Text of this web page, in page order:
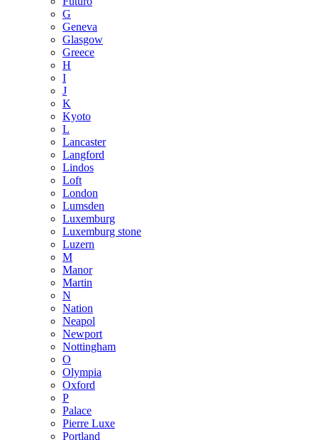
G
Geneva
Glasgow
Greece
H
I
J
K
Kyoto
L
Lancaster
Langford
Lindos
Loft
London
Lumsden
Luxemburg
Luxemburg stone
Luzern
M
Manor
Martin
N
Nation
Neapol
Newport
Nottingham
O
Olympia
Oxford
P
Palace
Pierre Luxe
Portland